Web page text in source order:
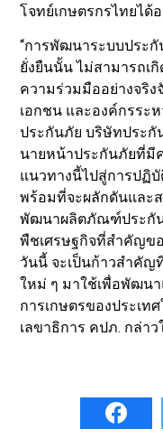
โจทย์เกษตรกรไทยได้
“การพัฒนาระบบประ
ยั่งยืนนั้น ไม่สามารถเ
ความร่วมมืออย่างจริ
เอกชน และองค์กรระ
ประกันภัย บริษัทประกั
นายหน้าประกันภัยที่มี
แนวทางนี้ไปสู่การปฏิ
พร้อมที่จะผลักดันและ
พัฒนาผลิตภัณฑ์ประกั
พืชเศรษฐกิจที่สำคัญข
วันนี้ จะเป็นก้าวสำคัญ
ใหม่ ๆ มาใช้เพื่อพัฒน
การเกษตรของประเท
เลขาธิการ คปภ. กล่า